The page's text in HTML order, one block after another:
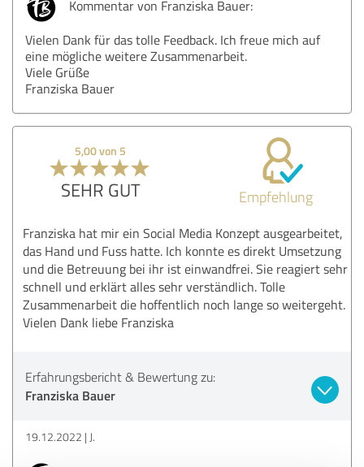
Kommentar von Franziska Bauer:
Vielen Dank für das tolle Feedback. Ich freue mich auf
eine mögliche weitere Zusammenarbeit.
Viele Grüße
Franziska Bauer
5,00 von 5
SEHR GUT Empfehlung
Franziska hat mir ein Social Media Konzept ausgearbeitet,
das Hand und Fuss hatte. Ich konnte es direkt Umsetzung
und die Betreuung bei ihr ist einwandfrei. Sie reagiert sehr
schnell und erklärt alles sehr verständlich. Tolle
Zusammenarbeit die hoffentlich noch lange so weitergeht.
Vielen Dank liebe Franziska
Erfahrungsbericht & Bewertung zu:
Franziska Bauer
19.12.2022 J.